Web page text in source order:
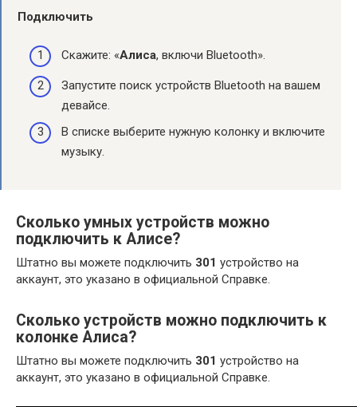
Подключить
Скажите: «Алиса, включи Bluetooth».
Запустите поиск устройств Bluetooth на вашем
девайсе.
В списке выберите нужную колонку и включите
музыку.
Сколько умных устройств можно
подключить к Алисе?
Штатно вы можете подключить 301 устройство на
аккаунт, это указано в официальной Справке.
Сколько устройств можно подключить к
колонке Алиса?
Штатно вы можете подключить 301 устройство на
аккаунт, это указано в официальной Справке.